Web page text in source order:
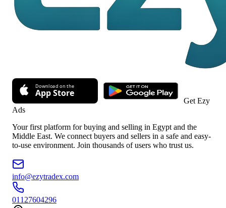
Get Ezy
Ads
Your first platform for buying and selling in Egypt and the
Middle East. We connect buyers and sellers in a safe and easy-
to-use environment. Join thousands of users who trust us.
info@ezytradex.com
01127604296